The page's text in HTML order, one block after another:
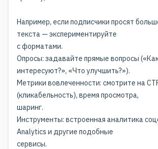
Например, если подписчики просят
текста — экспериментируйте
с форматами.
Опросы: задавайте прямые вопросы
интересуют?», «Что улучшить?»).
Метрики вовлеченности: смотрите на
(кликабельность), время просмотра,
шаринг.
Инструменты: встроенная аналитика
Analytics и другие подобные
сервисы.